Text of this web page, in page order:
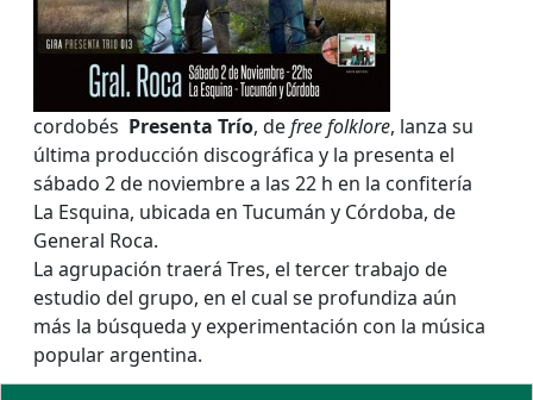
cordobés Presenta Trío, defree folklore, lanza su
última producción discográfica y la presenta el
sábado 2 de noviembre a las 22 h en la confitería
La Esquina, ubicada en Tucumán y Córdoba, de
General Roca.
La agrupación traerá Tres, el tercer trabajo de
estudio del grupo, en el cual se profundiza aún
más la búsqueda y experimentación con la música
popular argentina.